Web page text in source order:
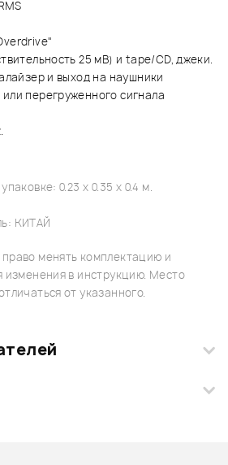
25 мВ) и tape/CD, джеки.
и выход на наушники
перегруженного сигнала
0.23 x 0.35 x 0.4 м.
КИТАЙ
менять комплектацию и
изменения в инструкцию. Место
от указанного.
купленного товара и получите